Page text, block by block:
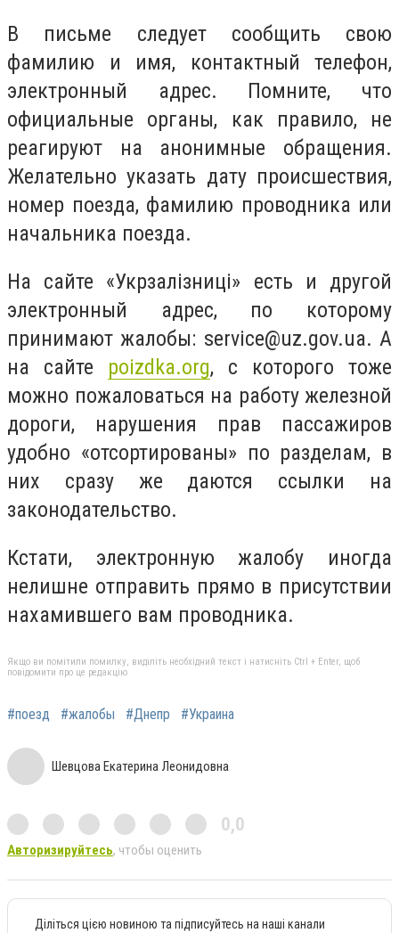
В письме следует сообщить свою
фамилию и имя, контактный телефон,
электронный адрес. Помните, что
официальные органы, как правило, не
реагируют на анонимные обращения.
Желательно указать дату происшествия,
номер поезда, фамилию проводника или
начальника поезда.
На сайте «Укрзалізниці» есть и другой
электронный адрес, по которому
принимают жалобы: service@uz.gov.ua. А
на сайте poizdka.org, с которого тоже
можно пожаловаться на работу железной
дороги, нарушения прав пассажиров
удобно «отсортированы» по разделам, в
них сразу же даются ссылки на
законодательство.
Кстати, электронную жалобу иногда
нелишне отправить прямо в присутствии
нахамившего вам проводника.
Якщо ви помітили помилку, виділіть необхідний текст і натисніть Ctrl + Enter, щоб
повідомити про це редакцію
#поезд #жалобы #Днепр #Украина
Шевцова Екатерина Леонидовна
0,0
Авторизируйтесь, чтобы оценить
Діліться цією новиною та підписуйтесь на наші канали